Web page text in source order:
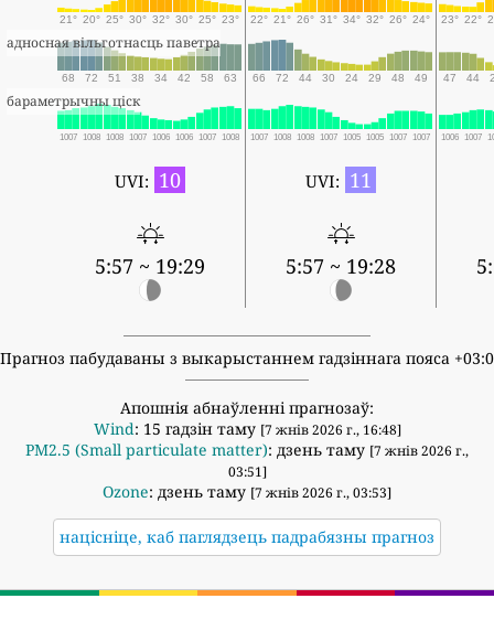
21° 20° 25° 30° 32° 30° 25° 23° 22° 21° 26° 31° 34° 32° 26° 24° 23° 22°
адносная вільготнасць паветра
68 72 51 38 34 42 58 63 66 72 44 30 24 29 48 49 47 44
бараметрычны ціск
1007 1008 1008 1007 1006 1006 1007 1008 1007 1008 1008 1007 1005 1005 1007 1007 1006 1007
UVI: 10
5:57 ~ 19:29
UVI: 11
5:57 ~ 19:28
Прагноз пабудаваны з выкарыстаннем гадзіннага пояса
Апошнія абнаўленні прагнозаў:
Wind: 15 гадзін таму [7 жнів 2026 г., 16:48]
PM2.5 (Small particulate matter): дзень таму [7 жнів 2026 г.,
03:51]
Ozone: дзень таму [7 жнів 2026 г., 03:53]
націсніце, каб паглядзець падрабязны прагноз